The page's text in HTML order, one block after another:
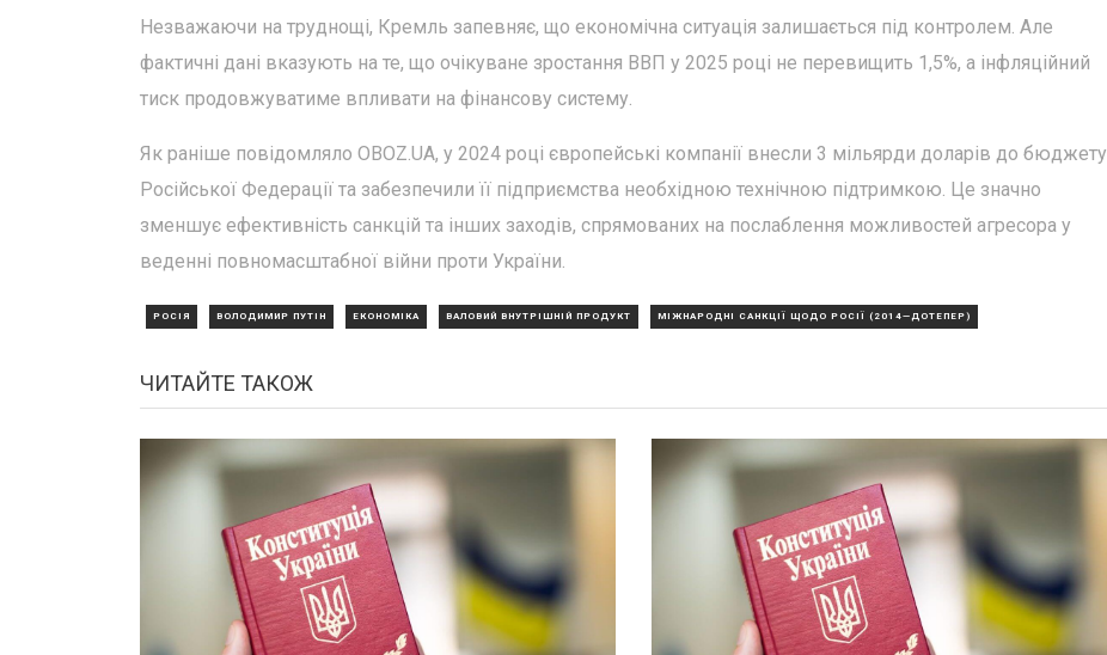
Незважаючи на труднощі, Кремль запевняє, що економічна ситуація залишається під контролем. Але
фактичні дані вказують на те, що очікуване зростання ВВП у 2025 році не перевищить 1,5%, а інфляційний
тиск продовжуватиме впливати на фінансову систему.
Як раніше повідомляло OBOZ.UA, у 2024 році європейські компанії внесли 3 мільярди доларів до бюджету
Російської Федерації та забезпечили її підприємства необхідною технічною підтримкою. Це значно
зменшує ефективність санкцій та інших заходів, спрямованих на послаблення можливостей агресора у
веденні повномасштабної війни проти України.
РОСІЯ ВОЛОДИМИР ПУТІН ЕКОНОМІКА ВАЛОВИЙ ВНУТРІШНІЙ ПРОДУКТ МІЖНАРОДНІ САНКЦІЇ ЩОДО РОСІЇ (2014—ДОТЕПЕР)
ЧИТАЙТЕ ТАКОЖ